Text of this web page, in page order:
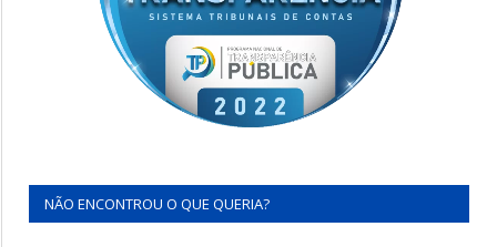
NÃO ENCONTROU O QUE QUERIA?